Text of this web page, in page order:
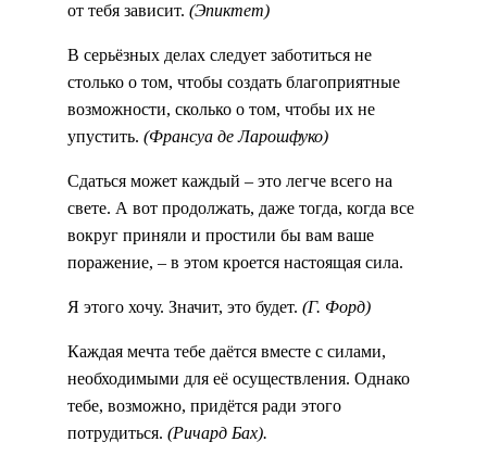
от тебя зависит. (Эпиктет)
В серьёзных делах следует заботиться не
столько о том, чтобы создать благоприятные
возможности, сколько о том, чтобы их не
упустить. (Франсуа де Ларошфуко)
Сдаться может каждый – это легче всего на
свете. А вот продолжать, даже тогда, когда все
вокруг приняли и простили бы вам ваше
поражение, – в этом кроется настоящая сила.
Я этого хочу. Значит, это будет. (Г. Форд)
Каждая мечта тебе даётся вместе с силами,
необходимыми для её осуществления. Однако
тебе, возможно, придётся ради этого
потрудиться. (Ричард Бах).